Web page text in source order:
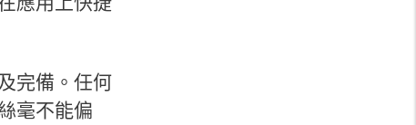
完備。任何
毫不能偏